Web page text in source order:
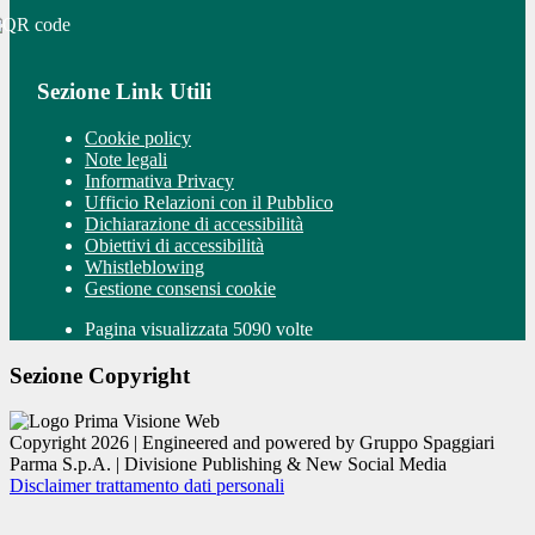
Sezione Link Utili
Cookie policy
Note legali
Informativa Privacy
Ufficio Relazioni con il Pubblico
Dichiarazione di accessibilità
Obiettivi di accessibilità
Whistleblowing
Gestione consensi cookie
Pagina visualizzata 5090 volte
Sezione Copyright
Copyright 2026 | Engineered and powered by Gruppo Spaggiari
Parma S.p.A. | Divisione Publishing & New Social Media
Disclaimer trattamento dati personali